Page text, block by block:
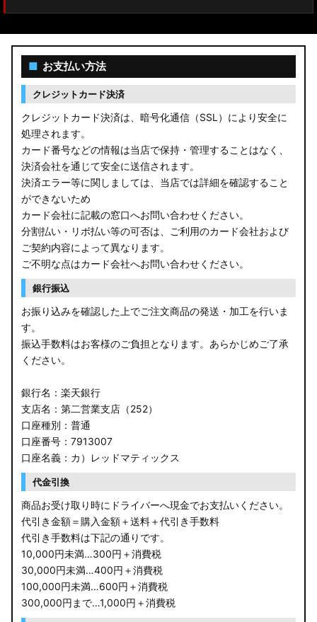
■ お支払い方法
クレジットカード決済
クレジットカード決済は、暗号化通信（SSL）により安全に
処理されます。
カード番号などの情報は当店で保持・管理することはなく、
決済会社を通じて安全に送信されます。
決済エラー等に関しましては、当店では詳細を確認すること
ができないため
カード会社に記載の窓口へお問い合わせください。
分割払い・リボ払い等の可否は、ご利用のカード会社および
ご契約内容によって異なります。
ご不明な点はカード会社へお問い合わせください。
銀行振込
お振り込みを確認した上でご注文商品の発送・加工を行いま
す。
振込手数料はお客様のご負担となります。あらかじめご了承
ください。
銀行名：楽天銀行
支店名：第二営業支店（252）
口座種別：普通
口座番号：7913007
口座名義：カ）レッドマティックス
代金引換
商品お受け取り時にドライバーへ現金でお支払いください。
代引き金額＝購入金額＋送料＋代引き手数料
代引き手数料は下記の通りです。
10,000円未満…300円＋消費税
30,000円未満…400円＋消費税
100,000円未満…600円＋消費税
300,000円まで…1,000円＋消費税